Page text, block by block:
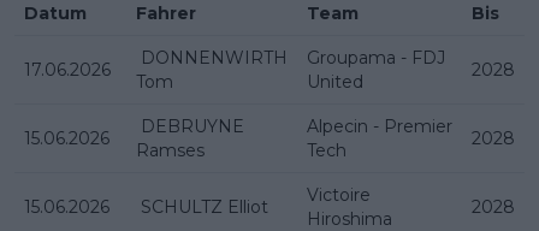
Datum Fahrer Team Bis
17.06.2026
DONNENWIRTH
Tom
Groupama - FDJ
United
2028
15.06.2026
DEBRUYNE
Ramses
Alpecin - Premier
Tech
2028
15.06.2026 SCHULTZ Elliot
Victoire
Hiroshima
2028